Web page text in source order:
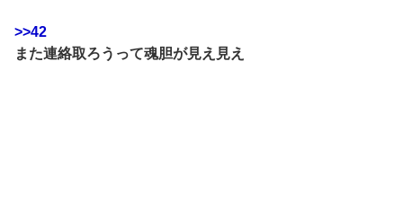
>>42
また連絡取ろうって魂胆が見え見え